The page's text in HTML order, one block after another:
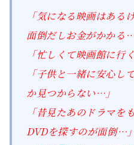
「気になる映画はある
面倒だしお金がかかる…
「忙しくて映画館に行
「子供と一緒に安心し
か見つからない…」
「昔見たあのドラマを
DVDを探すのが面倒…」